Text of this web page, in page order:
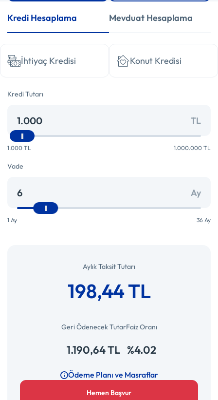
Kredi Hesaplama Mevduat Hesaplama
İhtiyaç Kredisi Konut Kredisi
Kredi Tutarı
TL
1.000 TL 1.000.000 TL
Vade
Ay
1 Ay 36 Ay
Aylık Taksit Tutarı
198,44 TL
Geri Ödenecek Tutar
1.190,64 TL
Faiz Oranı
%4.02
Ödeme Planı ve Masraflar
Hemen Başvur